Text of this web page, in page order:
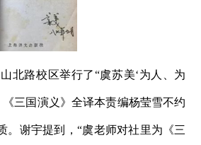
北路校区举行了“虞苏美‘为人、为
三国演义》全译本责编杨莹雪不约
。谢宇提到，“虞老师对社里为《三